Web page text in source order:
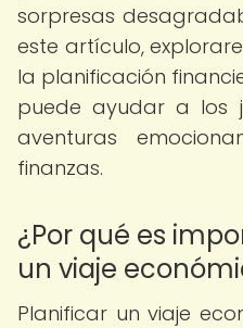
sorpresas
este artículo,
la planificación
puede ayudar a los
aventuras
finanzas.
¿Por qué es
un viaje
Planificar un viaje